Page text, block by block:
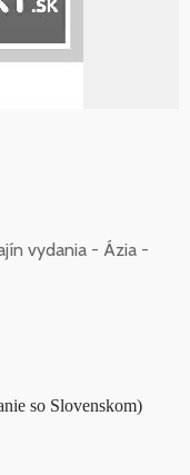
vydania - Ázia -
so Slovenskom)